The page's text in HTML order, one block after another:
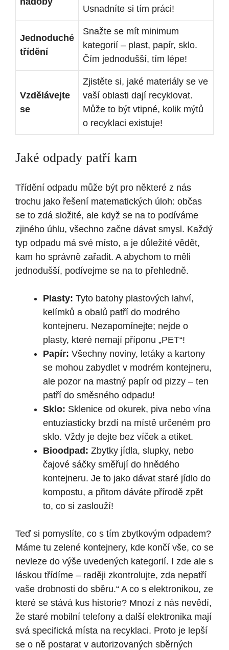
Usnadníte si tím práci!
Jednoduché
třídění
Snažte se mít minimum
kategorií – plast, papír, sklo.
Čím jednodušší, tím lépe!
Vzdělávejte
se
Zjistěte si, jaké materiály se ve
vaší oblasti dají recyklovat.
Může to být vtipné, kolik mýtů
o recyklaci existuje!
Jaké odpady patří kam
Třídění odpadu může být pro některé z nás
trochu jako řešení matematických úloh: občas
se to zdá složité, ale když se na to podíváme
zjiného úhlu, všechno začne dávat smysl. Každý
typ odpadu má své místo, a je důležité vědět,
kam ho správně zařadit. A abychom to měli
jednodušší, podívejme se na to přehledně.
Plasty: Tyto batohy plastových lahví,
kelímků a obalů patří do modrého
kontejneru. Nezapomínejte; nejde o
plasty, které nemají příponu „PET“!
Papír: Všechny noviny, letáky a kartony
se mohou zabydlet v modrém kontejneru,
ale pozor na mastný papír od pizzy – ten
patří do směsného odpadu!
Sklo: Sklenice od okurek, piva nebo vína
entuziasticky brzdí na místě určeném pro
sklo. Vždy je dejte bez víček a etiket.
Bioodpad: Zbytky jídla, slupky, nebo
čajové sáčky směřují do hnědého
kontejneru. Je to jako dávat staré jídlo do
kompostu, a přitom dáváte přírodě zpět
to, co si zaslouží!
Teď si pomyslíte, co s tím zbytkovým odpadem?
Máme tu zelené kontejnery, kde končí vše, co se
nevleze do výše uvedených kategorií. I zde ale s
láskou třídíme – raději zkontrolujte, zda nepatří
vaše drobnosti do sběru.“ A co s elektronikou, ze
které se stává kus historie? Mnozí z nás nevědí,
že staré mobilní telefony a další elektronika mají
svá specifická místa na recyklaci. Proto je lepší
se o ně postarat v autorizovaných sběrných